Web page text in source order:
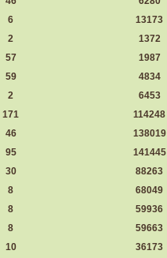
6
13173
2
1372
57
1987
59
4834
2
6453
171
114248
46
138019
95
141445
30
88263
8
68049
8
59936
8
59663
10 36173